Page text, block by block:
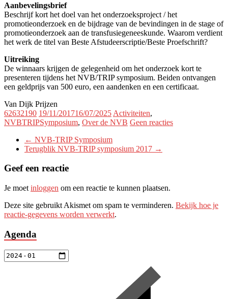
Aanbevelingsbrief
Beschrijf kort het doel van het onderzoeksproject / het
promotieonderzoek en de bijdrage van de bevindingen in de stage of
promotieonderzoek aan de transfusiegeneeskunde. Waarom verdient
het werk de titel van Beste Afstudeerscriptie/Beste Proefschrift?
Uitreiking
De winnaars krijgen de gelegenheid om het onderzoek kort te
presenteren tijdens het NVB/TRIP symposium. Beiden ontvangen
een geldprijs van 500 euro, een aandenken en een certificaat.
Van Dijk Prijzen
62632190 19/11/201716/07/2025 Activiteiten,
NVBTRIPSymposium, Over de NVB Geen reacties
← NVB-TRIP Symposium
Terugblik NVB-TRIP symposium 2017 →
Geef een reactie
Je moet inloggen om een reactie te kunnen plaatsen.
Deze site gebruikt Akismet om spam te verminderen. Bekijk hoe je
reactie-gegevens worden verwerkt.
Agenda